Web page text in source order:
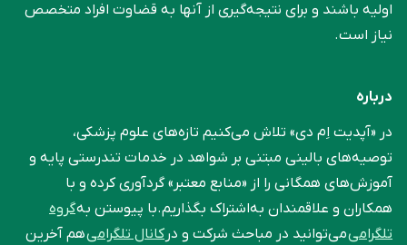
اولیه باشند و برای نتیجه‌گیری از آنها به قضاوت افراد متخصص
نیاز است.
درباره
در «آپدیت اِم دی» تلاش می‌کنیم تازه‌های علوم پزشکی،
توصیه‌های بالینی مبتنی بر شواهد در خدمات تندرستی پایه و
آموزش‌های همگانی را از «منابع معتبر» گردآوری کرده و با
همکاران و علاقمندان به‌اشتراک بگذاریم.با پیوستن بهگروه
تلگرامیمی‌توانید در مباحث شرکت و درکانال تلگرامیهم آخرین